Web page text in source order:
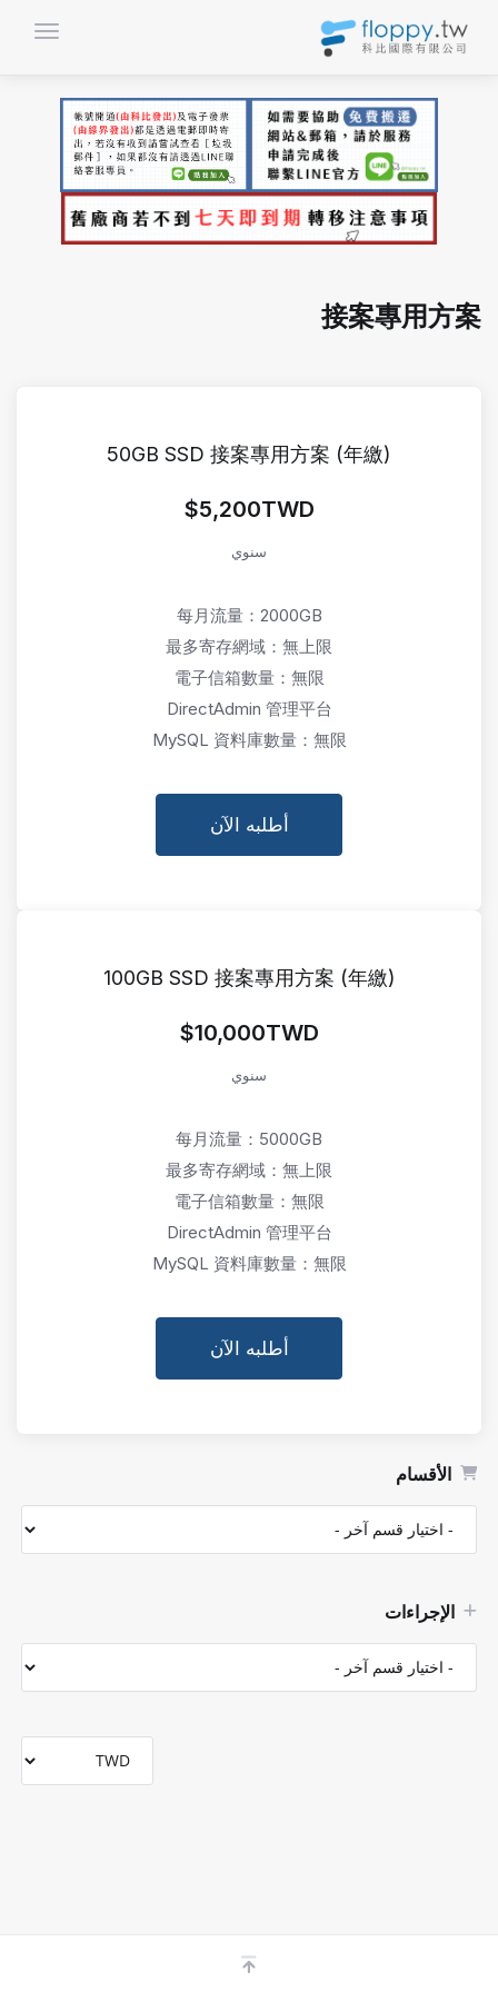
تبديل
接案專用方案
الأقسام
الإجراءات
50GB SSD 接案專用方案 (年繳)
$5,200TWD
سنوي
每月流量：2000GB
最多寄存網域：無上限
電子信箱數量：無限
DirectAdmin 管理平台
MySQL 資料庫數量：無限
أطلبه الآن
100GB SSD 接案專用方案 (年繳)
$10,000TWD
سنوي
每月流量：5000GB
最多寄存網域：無上限
電子信箱數量：無限
DirectAdmin 管理平台
MySQL 資料庫數量：無限
أطلبه الآن